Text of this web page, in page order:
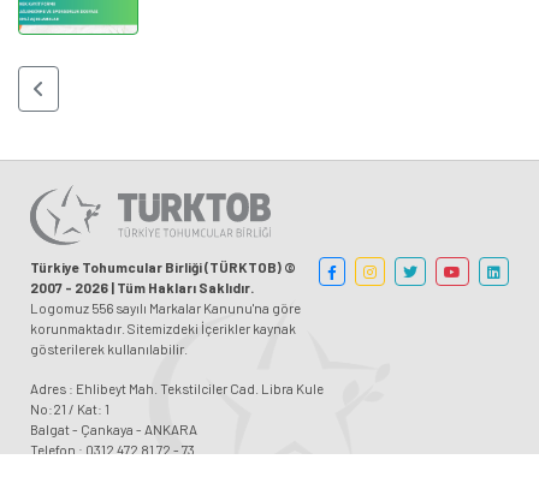
Türkiye Tohumcular Birliği (TÜRKTOB) ©
2007 - 2026 | Tüm Hakları Saklıdır.
Logomuz 556 sayılı Markalar Kanunu'na göre
korunmaktadır. Sitemizdeki İçerikler kaynak
gösterilerek kullanılabilir.
Adres : Ehlibeyt Mah. Tekstilciler Cad. Libra Kule
No:21 / Kat: 1
Balgat - Çankaya - ANKARA
Telefon : 0312 472 81 72 - 73